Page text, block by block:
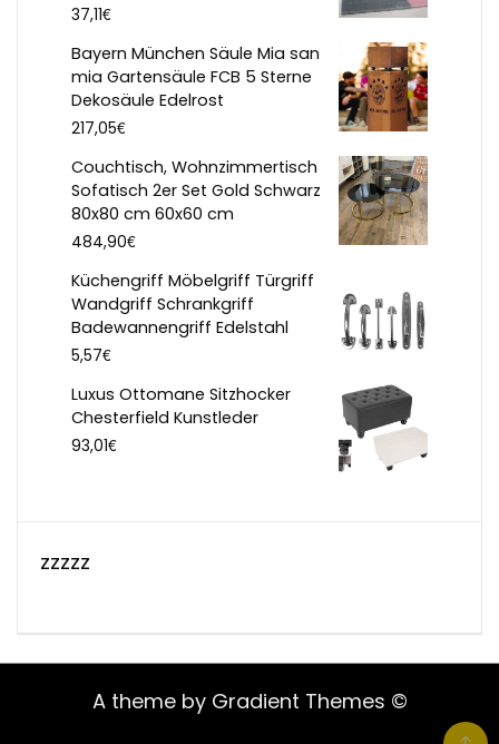
37,11€
Bayern München Säule Mia san
mia Gartensäule FCB 5 Sterne
Dekosäule Edelrost
217,05€
Couchtisch, Wohnzimmertisch
Sofatisch 2er Set Gold Schwarz
80x80 cm 60x60 cm
484,90€
Küchengriff Möbelgriff Türgriff
Wandgriff Schrankgriff
Badewannengriff Edelstahl
5,57€
Luxus Ottomane Sitzhocker
Chesterfield Kunstleder
93,01€
zzzzz
A theme by Gradient Themes ©